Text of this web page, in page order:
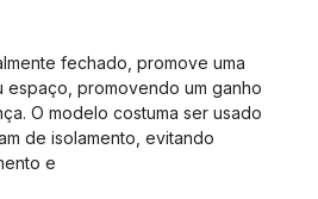
fechado, promove uma
promovendo um ganho
O modelo costuma ser usado
de isolamento, evitando
e